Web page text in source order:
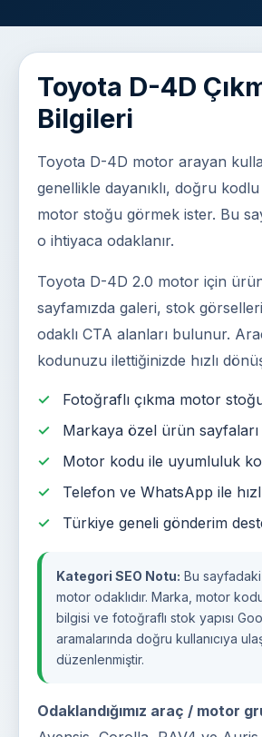
Toyota D-4D
Bilgileri
Toyota D-4D motor arayan
genellikle dayanıklı, doğru
motor stoğu görmek ister. Bu
o ihtiyaca odaklanır.
Toyota D-4D 2.0 motor için
sayfamızda galeri, stok
odaklı CTA alanları bulunur.
kodunuzu ilettiğinizde hızlı
Fotoğraflı çıkma motor
Markaya özel ürün sayfaları
Motor kodu ile uyumluluk
Telefon ve WhatsApp ile
Türkiye geneli gönderim
Kategori SEO Notu: Bu
motor odaklıdır. Marka, motor
bilgisi ve fotoğraflı stok yapısı
aramalarında doğru kullanıcıya
düzenlenmiştir.
Odaklandığımız araç / motor